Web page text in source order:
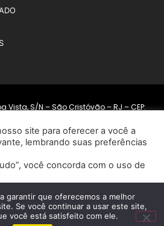
Vista, S/N – São Cristóvão – RJ – CEP:
de Privacidade
Cataratas. Todos os direitos reservados
porRioMarca Agência Web
site para oferecer a você a
lembrando suas preferências
você concorda com o uso de
garantir que oferecemos a melhor
Se você continuar a usar este site,
você está satisfeito com ele.